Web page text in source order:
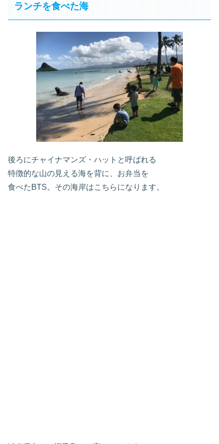
ランチを食べた海
後ろにチャイナマンズ・ハットと呼ばれる
特徴的な山の見える海を背に、お弁当を
食べたBTS。その海岸はこちらになります。